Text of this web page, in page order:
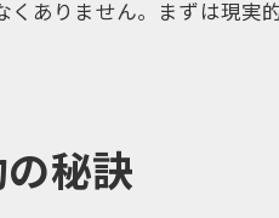
ありません。まずは現実
秘訣